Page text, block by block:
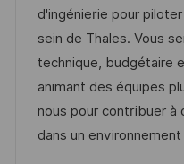
i
s
a
t
i
o
d
’
a
f
f
i
r
e
n
c
e
d
é
g
o
r
i
e
d'ingénierie pour
sein de Thales. Vous
technique, budgétaire
animant des équipes
nous pour contribuer à
dans un